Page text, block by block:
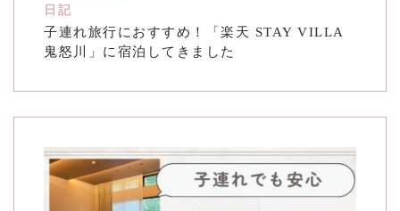
ブログ
リバウンドしないお片付け
メールでの受付
日記
子連れ旅行におすすめ！「楽天 STAY VILLA
鬼怒川」に宿泊してきました